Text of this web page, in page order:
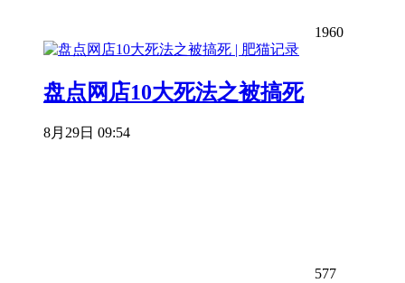
1960
盘点网店10大死法之被搞死
8月29日 09:54
577